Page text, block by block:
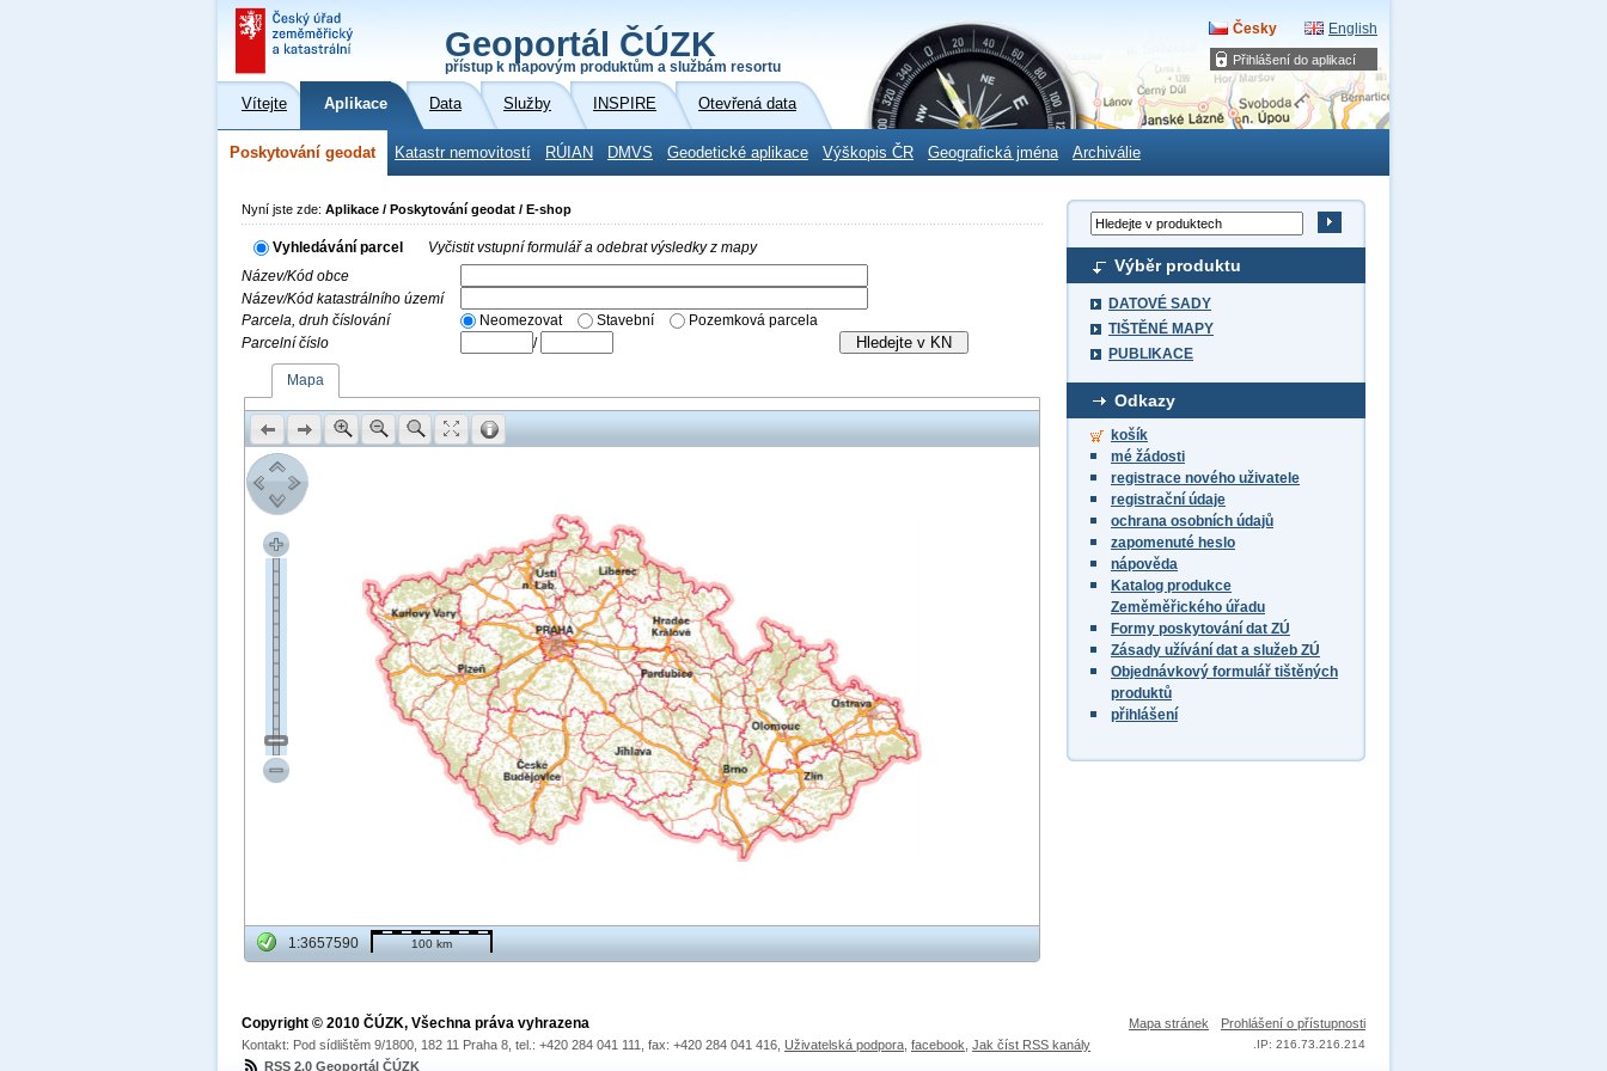
Přihlášení do aplikací
Geoportál ČÚZK
přístup k mapovým produktům a službám resortu
Česky English
Vítejte Aplikace Data Služby INSPIRE Otevřená data
Poskytování geodat Katastr nemovitostí RÚIAN DMVS Geodetické aplikace Výškopis ČR Geografická jména Archiválie
Výběr produktu
DATOVÉ SADY
TIŠTĚNÉ MAPY
PUBLIKACE
Odkazy
košík
mé žádosti
registrace nového uživatele
registrační údaje
ochrana osobních údajů
zapomenuté heslo
nápověda
Katalog produkce
Zeměměřického úřadu
Formy poskytování dat ZÚ
Zásady užívání dat a služeb ZÚ
Objednávkový formulář tištěných
produktů
přihlášení
Nyní jste zde: Aplikace / Poskytování geodat / E-shop
Vyhledávání parcel
Vyčistit vstupní formulář a odebrat výsledky z mapy
Název/Kód obce
Název/Kód katastrálního území
Parcela, druh číslování
Neomezovat Stavební
Pozemková parcela
Parcelní číslo
/
Mapa
1:3657590 100 km
Mapa stránek Prohlášení o přístupnosti
IP: 216.73.216.214
Copyright © 2010 ČÚZK, Všechna práva vyhrazena
Kontakt: Pod sídlištěm 9/1800, 182 11 Praha 8, tel.: +420 284 041 111, fax: +420 284 041 416, Uživatelská podpora facebook Jak číst RSS kanály
RSS 2.0 Geoportál ČÚZK